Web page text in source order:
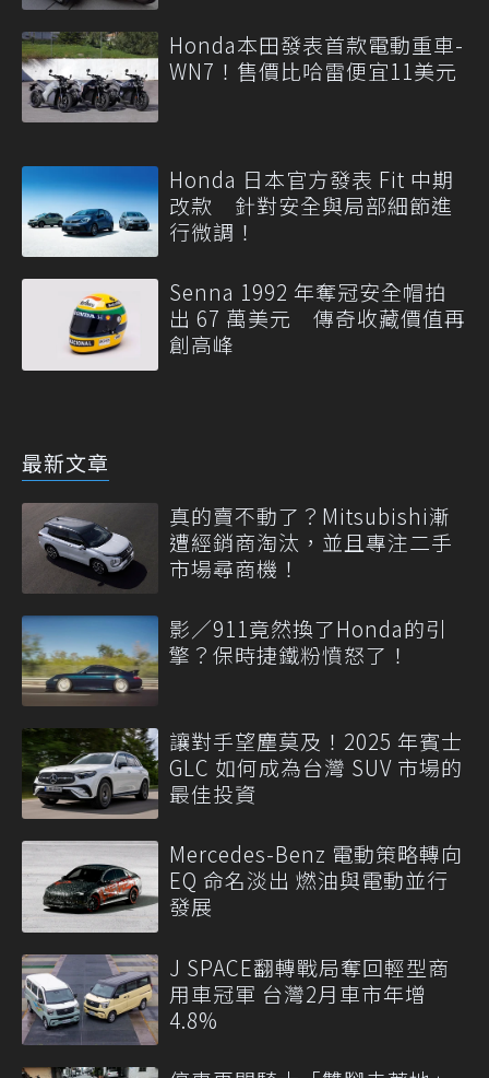
Honda本田發表首款電動重車-
WN7！售價比哈雷便宜11美元
Honda 日本官方發表 Fit 中期
改款 針對安全與局部細節進
行微調！
Senna 1992 年奪冠安全帽拍
出 67 萬美元 傳奇收藏價值再
創高峰
最新文章
真的賣不動了？Mitsubishi漸
遭經銷商淘汰，並且專注二手
市場尋商機！
影／911竟然換了Honda的引
擎？保時捷鐵粉憤怒了！
讓對手望塵莫及！2025 年賓士
GLC 如何成為台灣 SUV 市場的
最佳投資
Mercedes-Benz 電動策略轉向
EQ 命名淡出 燃油與電動並行
發展
J SPACE翻轉戰局奪回輕型商
用車冠軍 台灣2月車市年增
4.8%